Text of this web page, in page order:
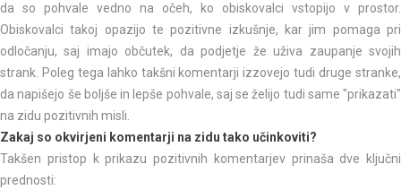
da so pohvale vedno na očeh, ko obiskovalci vstopijo v prostor.
Obiskovalci takoj opazijo te pozitivne izkušnje, kar jim pomaga pri
odločanju, saj imajo občutek, da podjetje že uživa zaupanje svojih
strank. Poleg tega lahko takšni komentarji izzovejo tudi druge stranke,
da napišejo še boljše in lepše pohvale, saj se želijo tudi same "prikazati"
na zidu pozitivnih misli.
Zakaj so okvirjeni komentarji na zidu tako učinkoviti?
Takšen pristop k prikazu pozitivnih komentarjev prinaša dve ključni
prednosti: